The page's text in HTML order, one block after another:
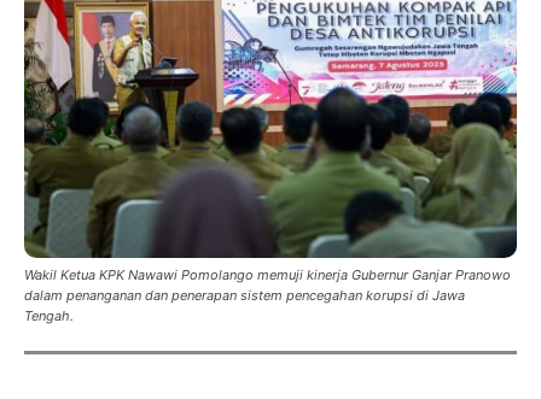
Wakil Ketua KPK Nawawi Pomolango memuji kinerja Gubernur Ganjar Pranowo
dalam penanganan dan penerapan sistem pencegahan korupsi di Jawa
Tengah.